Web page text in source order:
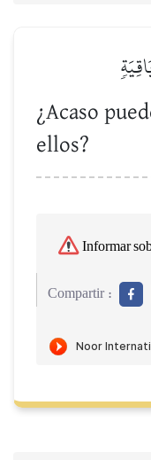
¿Acaso
ellos?
Informar
Compartir :